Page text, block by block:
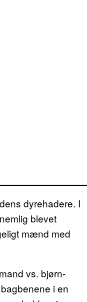
dyrehadere. I
blevet
mænd med
vs. bjørn-
i en